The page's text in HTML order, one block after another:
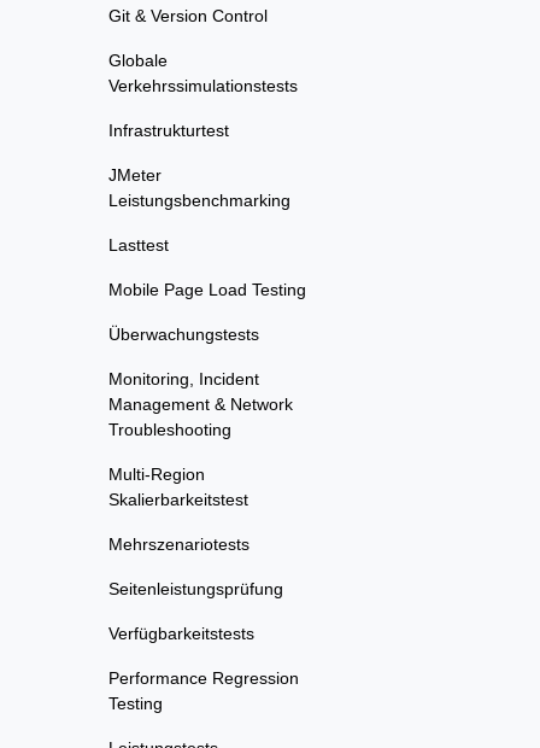
Git & Version Control
Globale
Verkehrssimulationstests
Infrastrukturtest
JMeter
Leistungsbenchmarking
Lasttest
Mobile Page Load Testing
Überwachungstests
Monitoring, Incident
Management & Network
Troubleshooting
Multi-Region
Skalierbarkeitstest
Mehrszenariotests
Seitenleistungsprüfung
Verfügbarkeitstests
Performance Regression
Testing